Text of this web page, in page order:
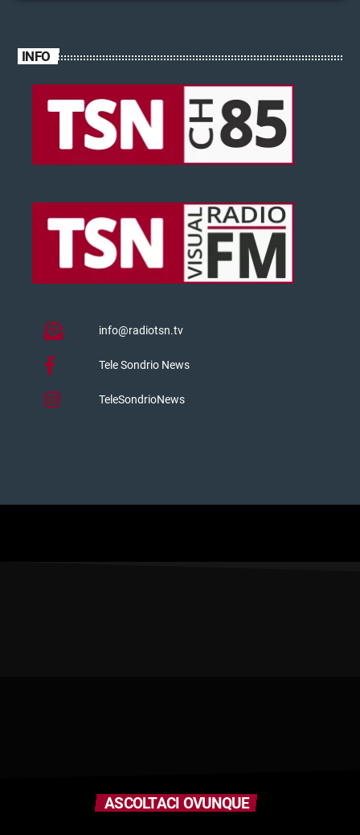
INFO
info@radiotsn.tv
Tele Sondrio News
TeleSondrioNews
ASCOLTACI OVUNQUE